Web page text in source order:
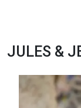
JULES &